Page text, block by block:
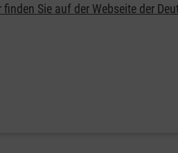
Sie auf der Webseite der